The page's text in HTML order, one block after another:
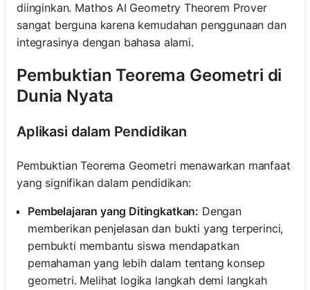
diinginkan. Mathos AI Geometry Theorem Prover
sangat berguna karena kemudahan penggunaan dan
integrasinya dengan bahasa alami.
Pembuktian Teorema Geometri di
Dunia Nyata
Aplikasi dalam Pendidikan
Pembuktian Teorema Geometri menawarkan manfaat
yang signifikan dalam pendidikan:
Pembelajaran yang Ditingkatkan: Dengan
memberikan penjelasan dan bukti yang terperinci,
pembukti membantu siswa mendapatkan
pemahaman yang lebih dalam tentang konsep
geometri. Melihat logika langkah demi langkah